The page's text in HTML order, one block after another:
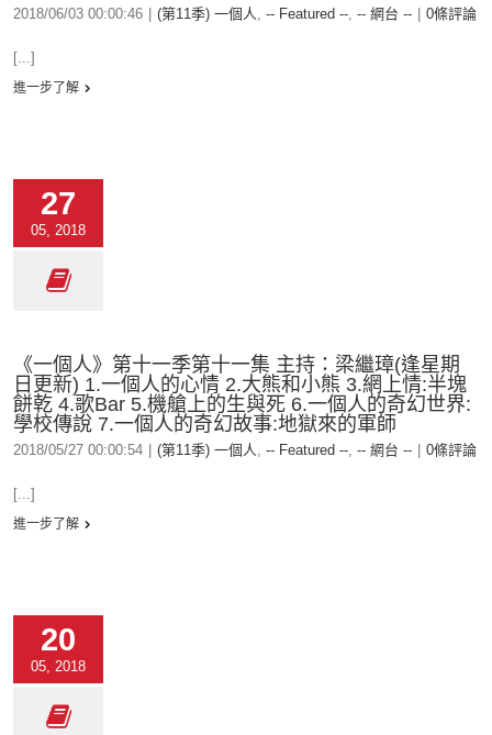
2018/06/03 00:00:46 (第11季) 一個人, -- Featured --, -- 網台 -- 0條評論
[...]
進一步了解
27
05, 2018
《一個人》第十一季第十一集 主持：梁繼璋(逢星期
日更新) 1.一個人的心情 2.大熊和小熊 3.網上情:半塊
餅乾 4.歌Bar 5.機艙上的生與死 6.一個人的奇幻世界:
學校傳說 7.一個人的奇幻故事:地獄來的軍師
2018/05/27 00:00:54 (第11季) 一個人, -- Featured --, -- 網台 -- 0條評論
[...]
進一步了解
20
05, 2018